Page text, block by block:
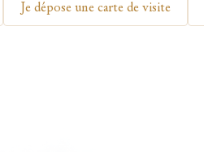
Je dépose une carte de visite